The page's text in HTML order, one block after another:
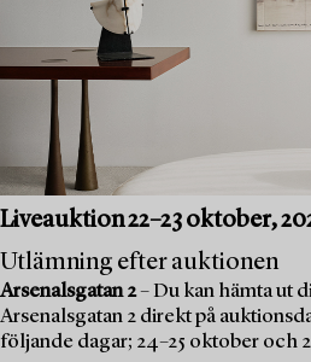
Liveauktion 22–23 oktober,
Utlämning efter auktionen
Arsenalsgatan 2– Du kan hämta ut
Arsenalsgatan 2 direkt på
följande dagar; 24–25 oktober och